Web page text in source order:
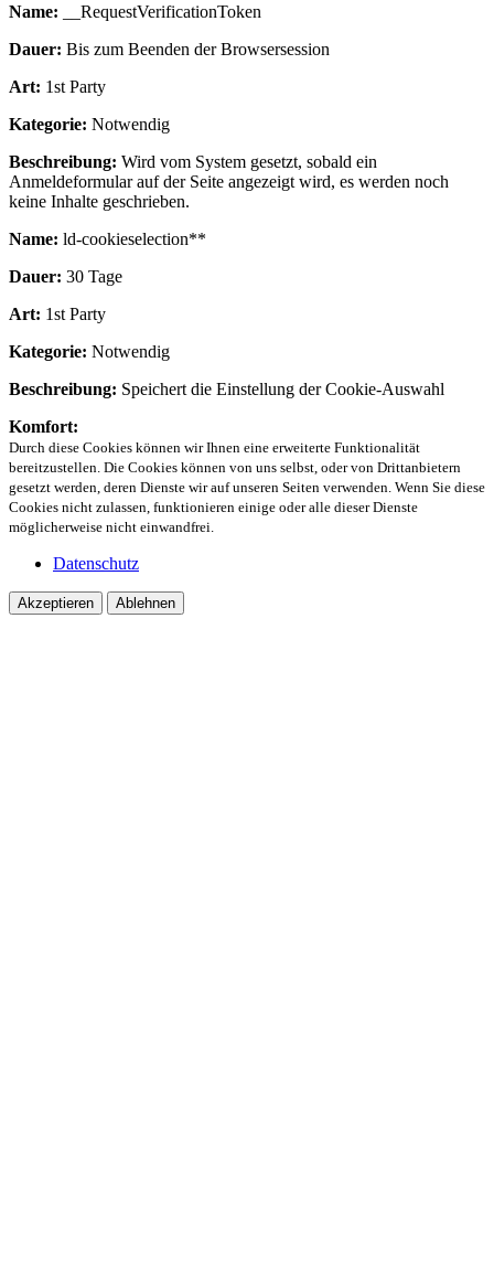
Name: __RequestVerificationToken
Dauer: Bis zum Beenden der Browsersession
Art: 1st Party
Kategorie: Notwendig
Beschreibung: Wird vom System gesetzt, sobald ein
Anmeldeformular auf der Seite angezeigt wird, es werden noch
keine Inhalte geschrieben.
Name: ld-cookieselection**
Dauer: 30 Tage
Art: 1st Party
Kategorie: Notwendig
Beschreibung: Speichert die Einstellung der Cookie-Auswahl
Komfort:
Durch diese Cookies können wir Ihnen eine erweiterte Funktionalität
bereitzustellen. Die Cookies können von uns selbst, oder von Drittanbietern
gesetzt werden, deren Dienste wir auf unseren Seiten verwenden. Wenn Sie diese
Cookies nicht zulassen, funktionieren einige oder alle dieser Dienste
möglicherweise nicht einwandfrei.
Datenschutz
Akzeptieren Ablehnen